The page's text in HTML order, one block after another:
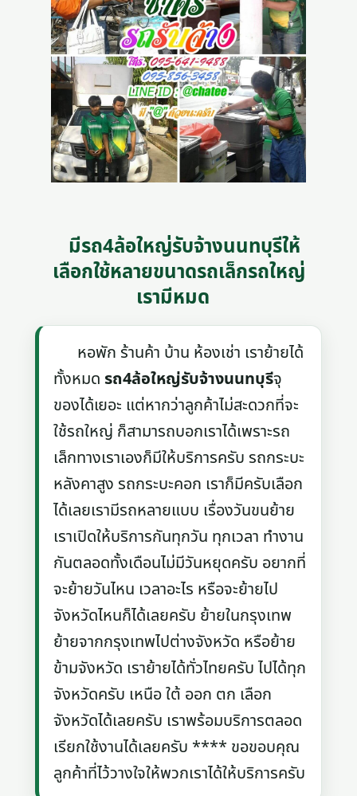
มีรถ4ล้อใหญ่รับจ้างนนทบุรีให้
เลือกใช้หลายขนาดรถเล็กรถใหญ่
เรามีหมด
หอพัก ร้านค้า บ้าน ห้องเช่า เราย้ายได้
ทั้งหมดรถ4ล้อใหญ่รับจ้างนนทบุรีจุ
ของได้เยอะ แต่หากว่าลูกค้าไม่สะดวกที่จะ
ใช้รถใหญ่ ก็สามารถบอกเราได้เพราะรถ
เล็กทางเราเองก็มีให้บริการครับ รถกระบะ
หลังคาสูง รถกระบะคอก เราก็มีครับเลือก
ได้เลยเรามีรถหลายแบบ เรื่องวันขนย้าย
เราเปิดให้บริการกันทุกวัน ทุกเวลา ทำงาน
กันตลอดทั้งเดือนไม่มีวันหยุดครับ อยากที่
จะย้ายวันไหน เวลาอะไร หรือจะย้ายไป
จังหวัดไหนก็ได้เลยครับ ย้ายในกรุงเทพ
ย้ายจากกรุงเทพไปต่างจังหวัด หรือย้าย
ข้ามจังหวัด เราย้ายได้ทั่วไทยครับ ไปได้ทุก
จังหวัดครับ เหนือ ใต้ ออก ตก เลือก
จังหวัดได้เลยครับ เราพร้อมบริการตลอด
เรียกใช้งานได้เลยครับ **** ขอขอบคุณ
ลูกค้าที่ไว้วางใจให้พวกเราได้ให้บริการครับ